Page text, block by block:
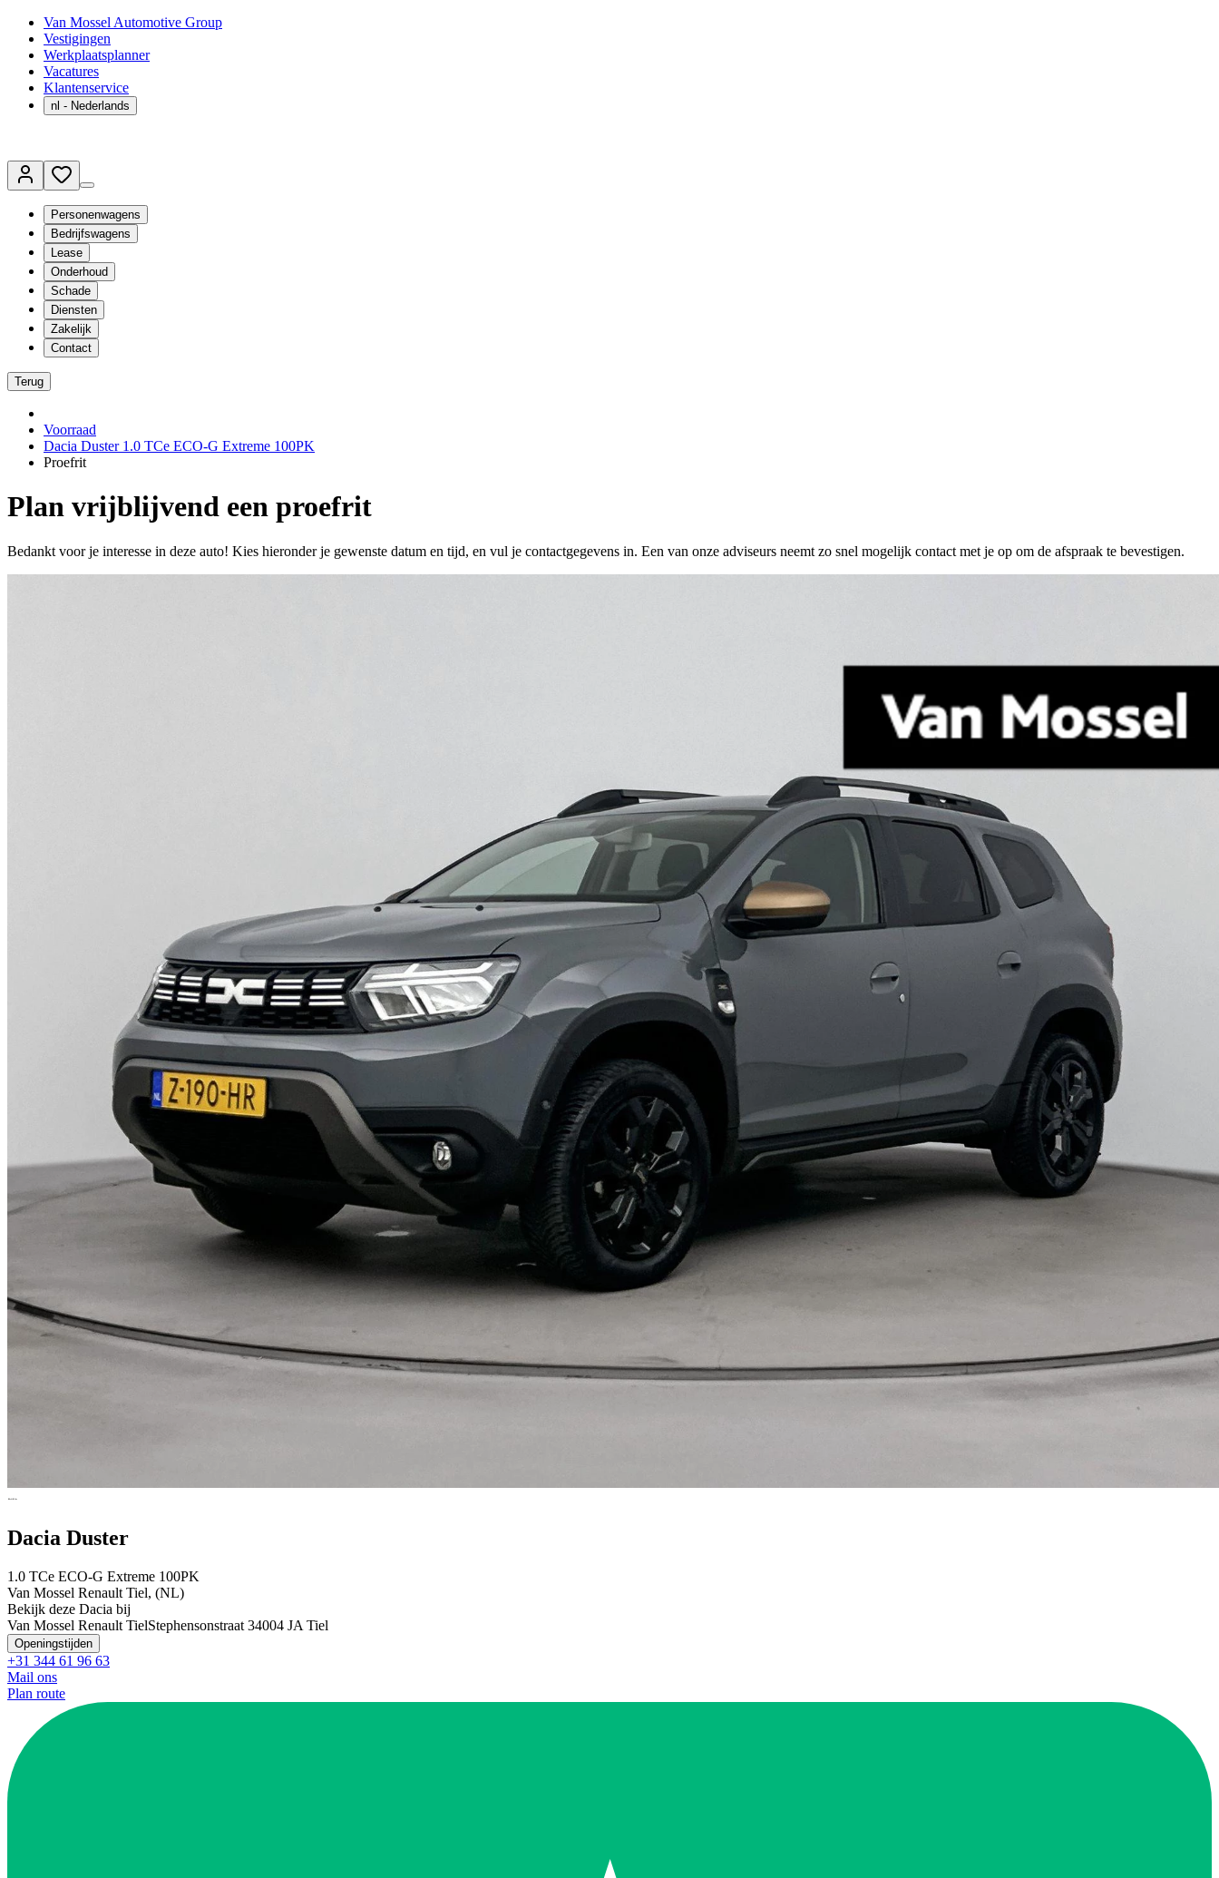
Van Mossel Automotive Group
Vestigingen
Werkplaatsplanner
Vacatures
Klantenservice
nl - Nederlands
Personenwagens
Bedrijfswagens
Lease
Onderhoud
Schade
Diensten
Zakelijk
Contact
Terug
Voorraad
Dacia Duster 1.0 TCe ECO-G Extreme 100PK
Proefrit
Plan vrijblijvend een proefrit
Bedankt voor je interesse in deze auto! Kies hieronder je gewenste datum en tijd, en vul je contactgegevens in. Een van onze adviseurs neemt zo snel mogelijk contact met je op om de afspraak te bevestigen.
Dacia Duster
1.0 TCe ECO-G Extreme 100PK
Van Mossel Renault Tiel, (NL)
Bekijk deze Dacia bij
Van Mossel Renault TielStephensonstraat 34004 JA Tiel
Openingstijden
+31 344 61 96 63
Mail ons
Plan route